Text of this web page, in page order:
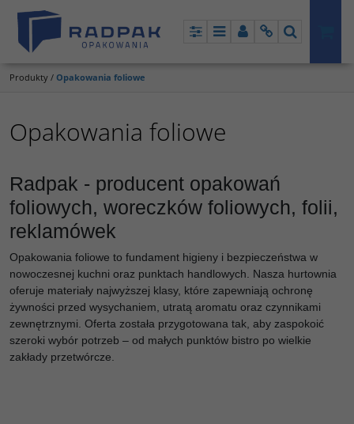
PanelMenuPanelInfoSzukaj
Produkty / Opakowania foliowe
Opakowania foliowe
Radpak - producent opakowań
foliowych, woreczków foliowych, folii,
reklamówek
Opakowania foliowe to fundament higieny i bezpieczeństwa w
nowoczesnej kuchni oraz punktach handlowych. Nasza hurtownia
oferuje materiały najwyższej klasy, które zapewniają ochronę
żywności przed wysychaniem, utratą aromatu oraz czynnikami
zewnętrznymi. Oferta została przygotowana tak, aby zaspokoić
szeroki wybór potrzeb – od małych punktów bistro po wielkie
zakłady przetwórcze.